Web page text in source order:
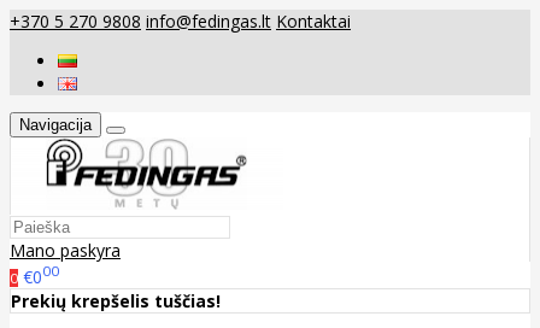
+370 5 270 9808 info@fedingas.lt Kontaktai
Navigacija
Mano paskyra
0 €000
Prekių krepšelis tuščias!